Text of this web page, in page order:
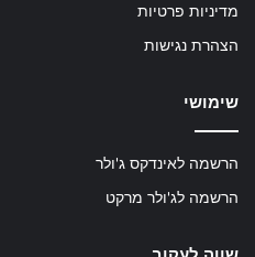
מדיניות פרטיות
הצהרת נגישות
שימושי
הרשמה לאינדקס ג'ולר
הרשמה לג'ולר מרקט